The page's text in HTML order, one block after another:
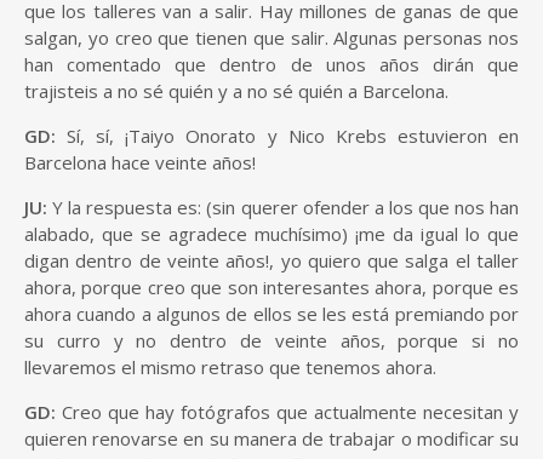
que los talleres van a salir. Hay millones de ganas de que
salgan, yo creo que tienen que salir. Algunas personas nos
han comentado que dentro de unos años dirán que
trajisteis a no sé quién y a no sé quién a Barcelona.
GD: Sí, sí, ¡Taiyo Onorato y Nico Krebs estuvieron en
Barcelona hace veinte años!
JU: Y la respuesta es: (sin querer ofender a los que nos han
alabado, que se agradece muchísimo) ¡me da igual lo que
digan dentro de veinte años!, yo quiero que salga el taller
ahora, porque creo que son interesantes ahora, porque es
ahora cuando a algunos de ellos se les está premiando por
su curro y no dentro de veinte años, porque si no
llevaremos el mismo retraso que tenemos ahora.
GD: Creo que hay fotógrafos que actualmente necesitan y
quieren renovarse en su manera de trabajar o modificar su